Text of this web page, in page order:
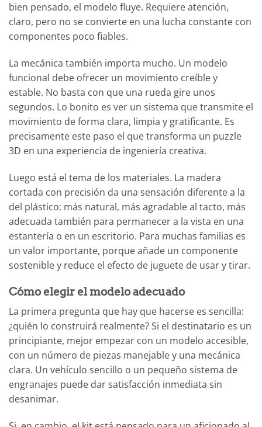
bien pensado, el modelo fluye. Requiere atención,
claro, pero no se convierte en una lucha constante con
componentes poco fiables.
La mecánica también importa mucho. Un modelo
funcional debe ofrecer un movimiento creíble y
estable. No basta con que una rueda gire unos
segundos. Lo bonito es ver un sistema que transmite el
movimiento de forma clara, limpia y gratificante. Es
precisamente este paso el que transforma un puzzle
3D en una experiencia de ingeniería creativa.
Luego está el tema de los materiales. La madera
cortada con precisión da una sensación diferente a la
del plástico: más natural, más agradable al tacto, más
adecuada también para permanecer a la vista en una
estantería o en un escritorio. Para muchas familias es
un valor importante, porque añade un componente
sostenible y reduce el efecto de juguete de usar y tirar.
Cómo elegir el modelo adecuado
La primera pregunta que hay que hacerse es sencilla:
¿quién lo construirá realmente? Si el destinatario es un
principiante, mejor empezar con un modelo accesible,
con un número de piezas manejable y una mecánica
clara. Un vehículo sencillo o un pequeño sistema de
engranajes puede dar satisfacción inmediata sin
desanimar.